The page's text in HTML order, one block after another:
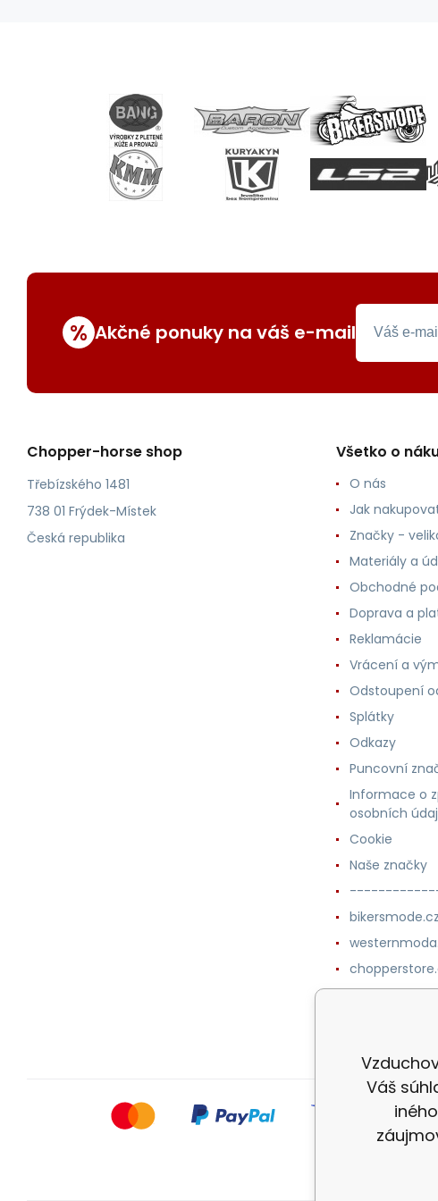
% Akčné ponuky na váš e-mail
Chopper-horse shop
Třebízského 1481
738 01 Frýdek-Místek
Česká republika
Všetko o
O nás
Jak
Značky -
Materiály a
Obchodné
Doprava a
Reklamácie
Vrácení a
Odstoupení
Splátky
Odkazy
Puncovní
Informace o
osobních
Cookie
Naše značky
bikersmode.cz
Váš